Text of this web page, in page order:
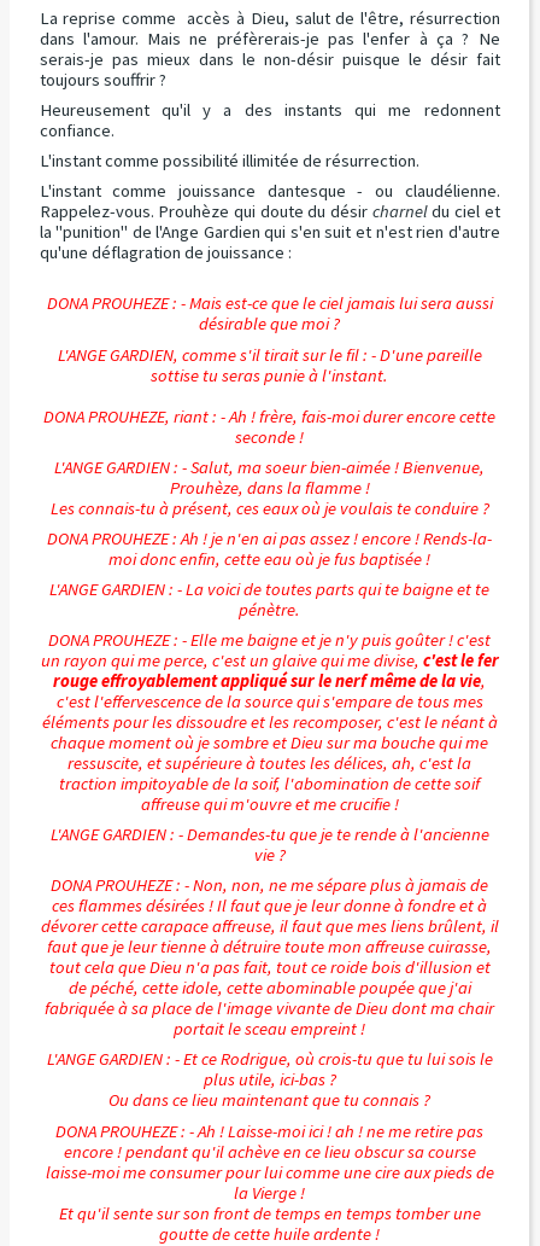
La reprise comme accès à Dieu, salut de l'être, résurrection
dans l'amour. Mais ne préfèrerais-je pas l'enfer à ça ? Ne
serais-je pas mieux dans le non-désir puisque le désir fait
toujours souffrir ?
Heureusement qu'il y a des instants qui me redonnent
confiance.
L'instant comme possibilité illimitée de résurrection.
L'instant comme jouissance dantesque - ou claudélienne.
Rappelez-vous. Prouhèze qui doute du désir charneldu ciel et
la "punition" de l'Ange Gardien qui s'en suit et n'est rien d'autre
qu'une déflagration de jouissance :
DONA PROUHEZE : - Mais est-ce que le ciel jamais lui sera aussi
désirable que moi ?
L'ANGE GARDIEN, comme s'il tirait sur le fil : - D'une pareille
sottise tu seras punie à l'instant.
DONA PROUHEZE, riant : - Ah ! frère, fais-moi durer encore cette
seconde !
L'ANGE GARDIEN : - Salut, ma soeur bien-aimée ! Bienvenue,
Prouhèze, dans la flamme !
Les connais-tu à présent, ces eaux où je voulais te conduire ?
DONA PROUHEZE : Ah ! je n'en ai pas assez ! encore ! Rends-la-
moi donc enfin, cette eau où je fus baptisée !
L'ANGE GARDIEN : - La voici de toutes parts qui te baigne et te
pénètre.
DONA PROUHEZE : - Elle me baigne et je n'y puis goûter ! c'est
un rayon qui me perce, c'est un glaive qui me divise, c'est le fer
rouge effroyablement appliqué sur le nerf même de la vie,
c'est l'effervescence de la source qui s'empare de tous mes
éléments pour les dissoudre et les recomposer, c'est le néant à
chaque moment où je sombre et Dieu sur ma bouche qui me
ressuscite, et supérieure à toutes les délices, ah, c'est la
traction impitoyable de la soif, l'abomination de cette soif
affreuse qui m'ouvre et me crucifie !
L'ANGE GARDIEN : - Demandes-tu que je te rende à l'ancienne
vie ?
DONA PROUHEZE : - Non, non, ne me sépare plus à jamais de
ces flammes désirées ! Il faut que je leur donne à fondre et à
dévorer cette carapace affreuse, il faut que mes liens brûlent, il
faut que je leur tienne à détruire toute mon affreuse cuirasse,
tout cela que Dieu n'a pas fait, tout ce roide bois d'illusion et
de péché, cette idole, cette abominable poupée que j'ai
fabriquée à sa place de l'image vivante de Dieu dont ma chair
portait le sceau empreint !
L'ANGE GARDIEN : - Et ce Rodrigue, où crois-tu que tu lui sois le
plus utile, ici-bas ?
Ou dans ce lieu maintenant que tu connais ?
DONA PROUHEZE : - Ah ! Laisse-moi ici ! ah ! ne me retire pas
encore ! pendant qu'il achève en ce lieu obscur sa course
laisse-moi me consumer pour lui comme une cire aux pieds de
la Vierge !
Et qu'il sente sur son front de temps en temps tomber une
goutte de cette huile ardente !